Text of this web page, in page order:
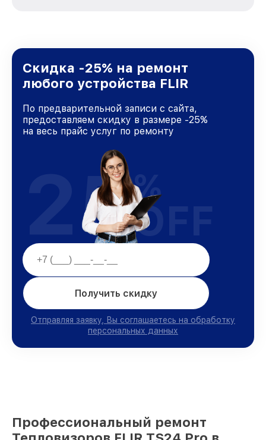
и лояльности наших клиентов.
Скидка -25% на ремонт
любого устройства FLIR
По предварительной записи с сайта,
предоставляем скидку в размере -25%
на весь прайс услуг по ремонту
Получить скидку
Отправляя заявку, Вы соглашаетесь на обработку
персональных данных
25%
OFF
Профессиональный ремонт